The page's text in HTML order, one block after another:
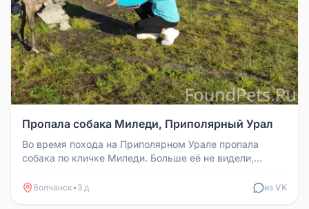
Пропала собака Миледи, Приполярный Урал
Во время похода на Приполярном Урале пропала
собака по кличке Миледи. Больше её не видели,
Волчанск• 3 д из VK